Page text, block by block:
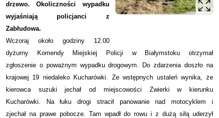
drzewo. Okoliczności wypadku
wyjaśniają policjanci z
Zabłudowa.
Wczoraj około godziny 12.00
dyżurny Komendy Miejskiej Policji w Białymstoku otrzymał
zgłoszenie o poważnym wypadku drogowym. Do zdarzenia doszło na
krajowej 19 niedaleko Kucharówki. Ze wstępnych ustaleń wynika, że
kierowca suzuki jechał od miejscowości Zwierki w kierunku
Kucharówki. Na łuku drogi stracił panowanie nad motocyklem i
zjechał na prawe pobocze. Tam wpadł do rowu i z dużą siłą uderzył